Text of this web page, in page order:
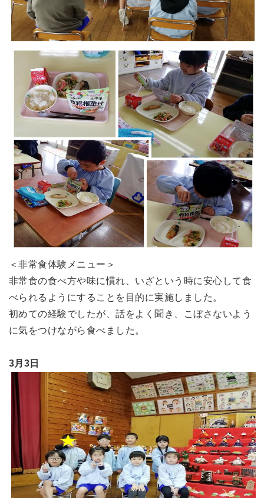
＜非常食体験メニュー＞
非常食の食べ方や味に慣れ、いざという時に安心して食
べられるようにすることを目的に実施しました。
初めての経験でしたが、話をよく聞き、こぼさないよう
に気をつけながら食べました。
3月3日